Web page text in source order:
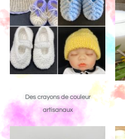
Des crayons de couleur
artisanaux